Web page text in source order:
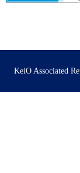
KeiO Associated